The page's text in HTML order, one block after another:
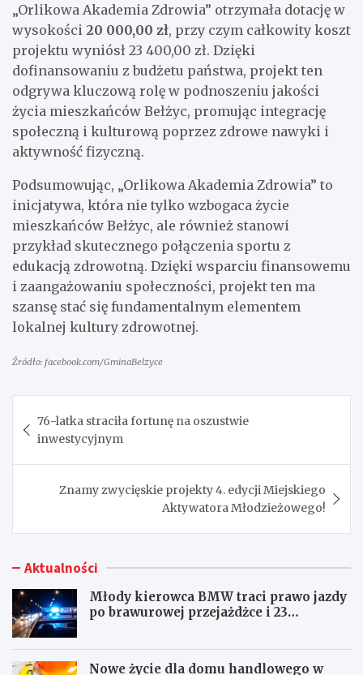
„Orlikowa Akademia Zdrowia” otrzymała dotację w
wysokości 20 000,00 zł, przy czym całkowity koszt
projektu wyniósł 23 400,00 zł. Dzięki
dofinansowaniu z budżetu państwa, projekt ten
odgrywa kluczową rolę w podnoszeniu jakości
życia mieszkańców Bełżyc, promując integrację
społeczną i kulturową poprzez zdrowe nawyki i
aktywność fizyczną.
Podsumowując, „Orlikowa Akademia Zdrowia” to
inicjatywa, która nie tylko wzbogaca życie
mieszkańców Bełżyc, ale również stanowi
przykład skutecznego połączenia sportu z
edukacją zdrowotną. Dzięki wsparciu finansowemu
i zaangażowaniu społeczności, projekt ten ma
szansę stać się fundamentalnym elementem
lokalnej kultury zdrowotnej.
Źródło: facebook.com/GminaBelzyce
wpisu
76-latka straciła fortunę na oszustwie
inwestycyjnym
Znamy zwycięskie projekty 4. edycji Miejskiego
Aktywatora Młodzieżowego!
Aktualności
Młody kierowca BMW traci prawo jazdy
po brawurowej przejażdżce i 23
Nowe życie dla domu handlowego w